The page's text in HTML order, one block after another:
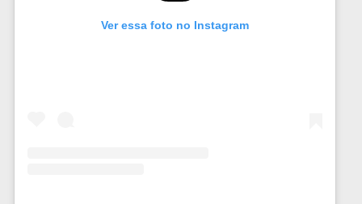
Ver essa foto no Instagram